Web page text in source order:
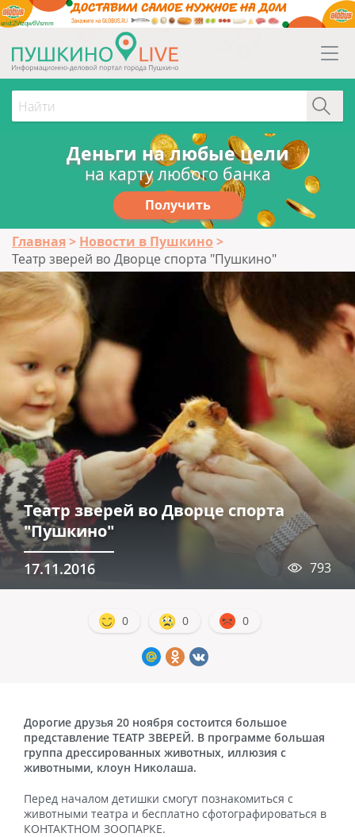
erid:2Vtzqw6Vsmm
Деньги на любые цели
на карту любого банка
Получить
Главная
Новости в Пушкино
Театр зверей во Дворце спорта "Пушкино"
Театр зверей во Дворце спорта
"Пушкино"
17.11.2016 793
0 0 0
Дорогие друзья 20 ноября состоится большое
представление ТЕАТР ЗВЕРЕЙ. В программе большая
группа дрессированных животных, иллюзия с
животными, клоун Николаша.
Перед началом детишки смогут познакомиться с
животными театра и бесплатно сфотографироваться в
КОНТАКТНОМ ЗООПАРКЕ.